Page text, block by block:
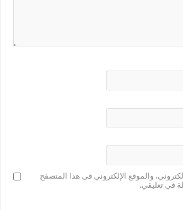
والموقع الإلكتروني في هذا المتصفح
في تعليقي.